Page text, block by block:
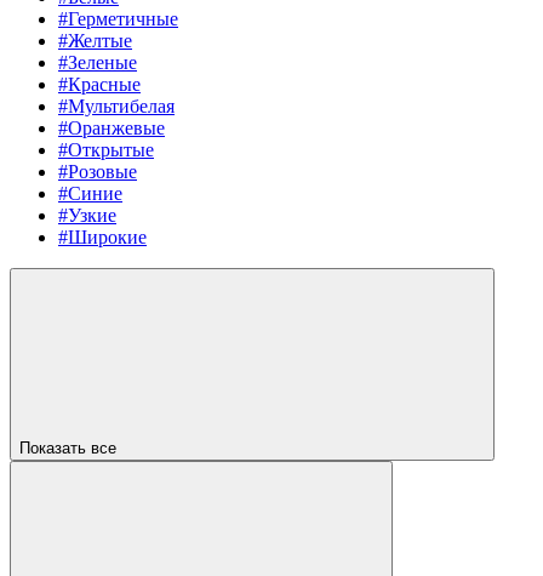
#Герметичные
#Желтые
#Зеленые
#Красные
#Мультибелая
#Оранжевые
#Открытые
#Розовые
#Синие
#Узкие
#Широкие
Показать все